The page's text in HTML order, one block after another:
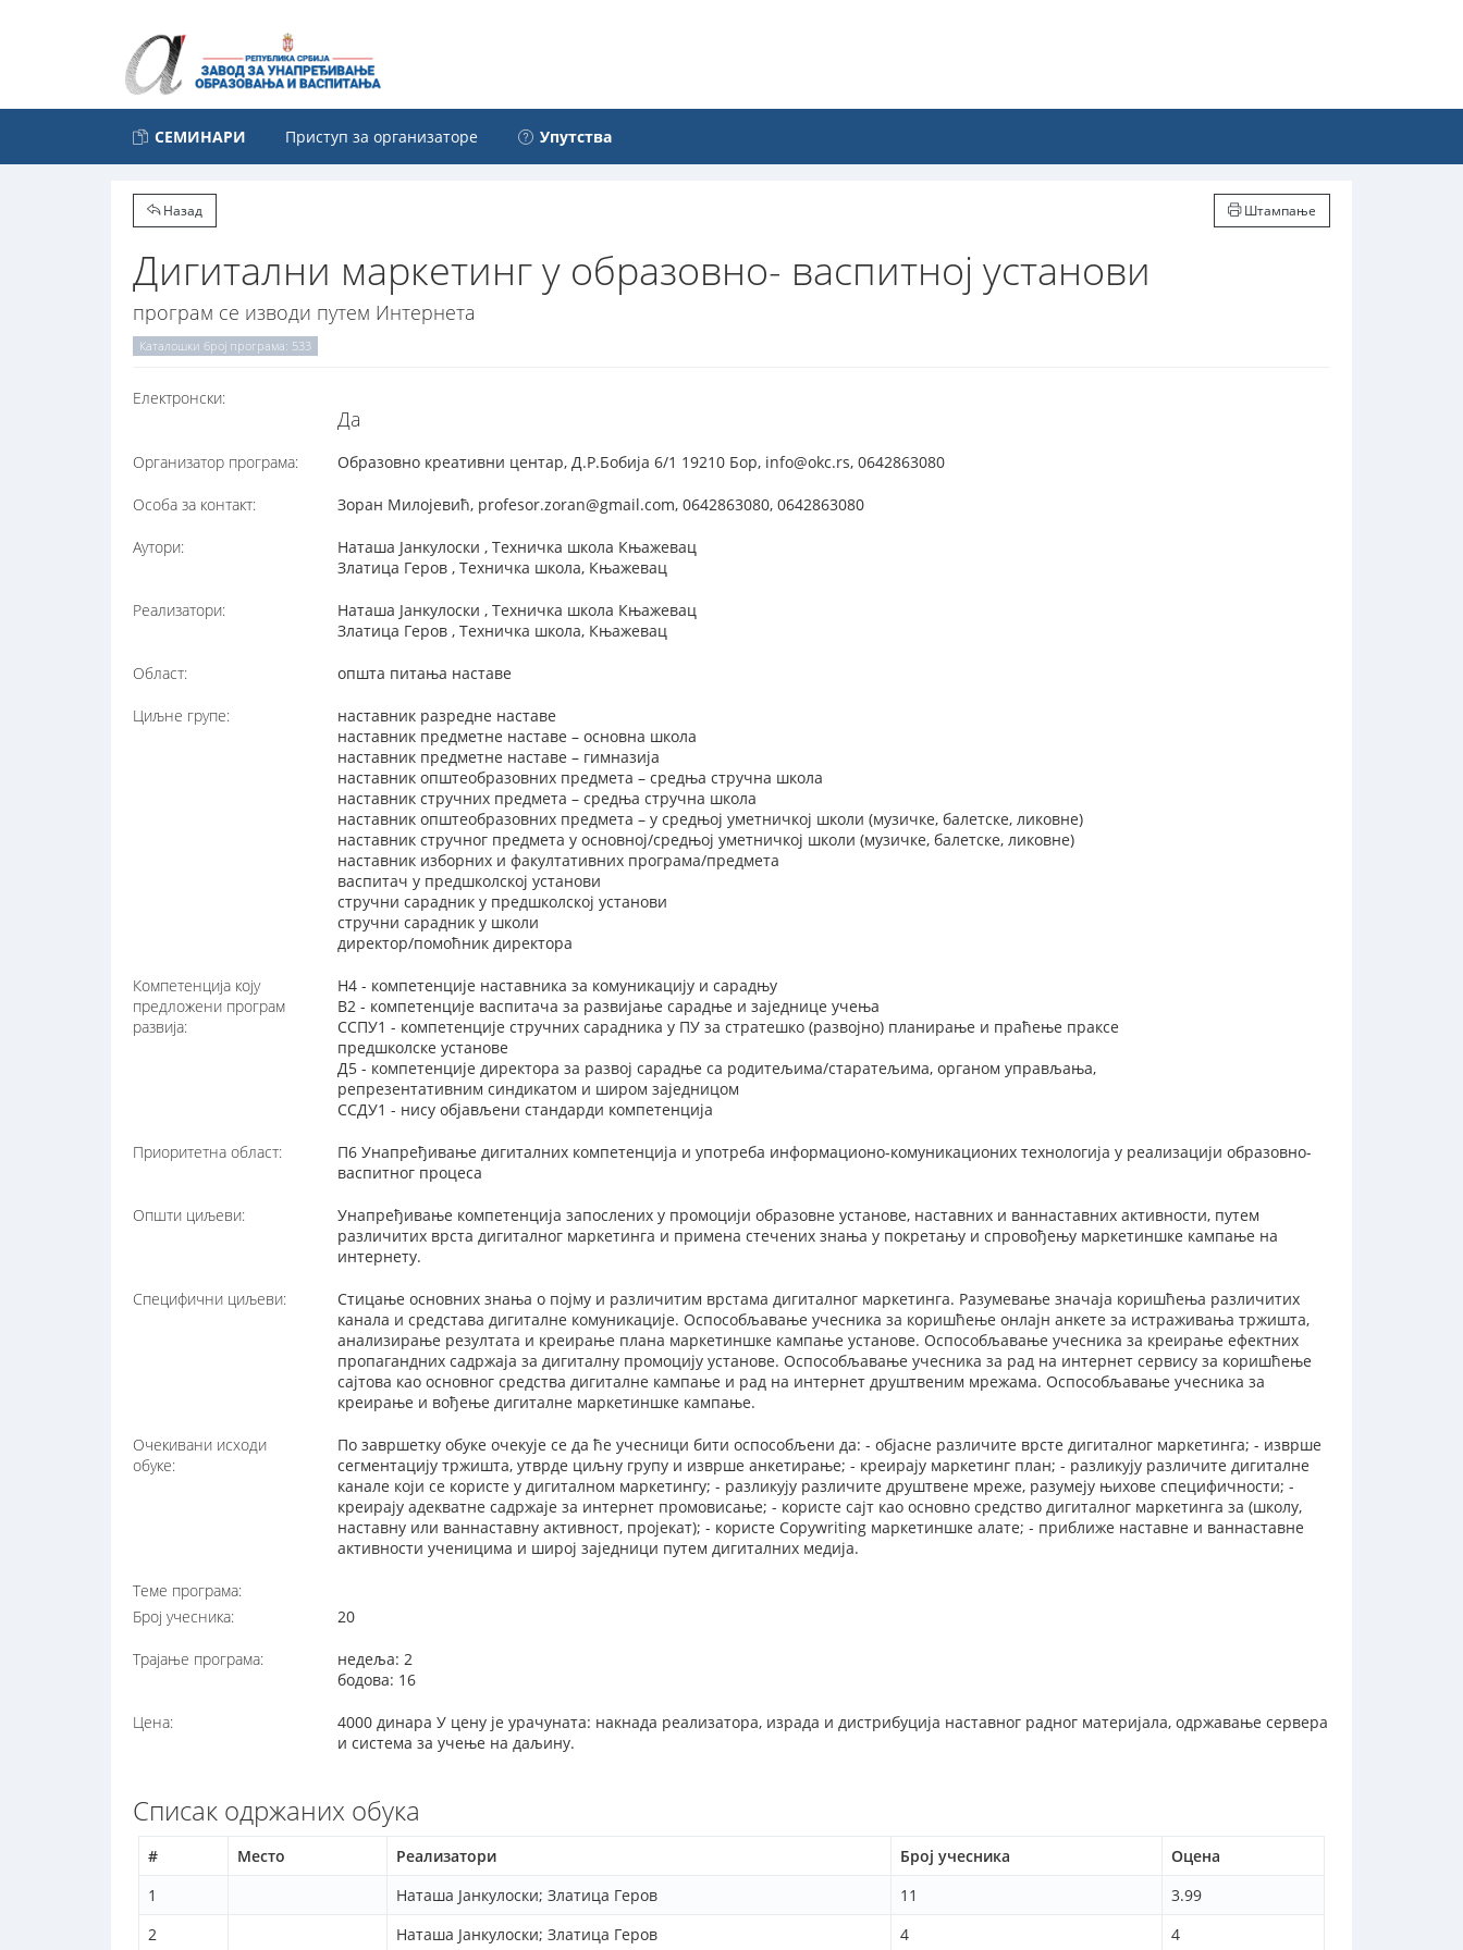
СЕМИНАРИ Приступ за организаторе Упутства
Назад Штампање
Дигитални маркетинг у образовно- васпитној установи
програм се изводи путем Интернета
Каталошки број програма: 533
Електронски:
Да
Организатор програма: Образовно креативни центар, Д.Р.Бобија 6/1 19210 Бор, info@okc.rs, 0642863080
Особа за контакт: Зоран Милојевић, profesor.zoran@gmail.com, 0642863080, 0642863080
Аутори:
Наташа Јанкулоски , Техничка школа Књажевац
Златица Геров , Техничка школа, Књажевац
Реализатори:
Наташа Јанкулоски , Техничка школа Књажевац
Златица Геров , Техничка школа, Књажевац
Област: општа питања наставе
Циљне групе:
наставник разредне наставе
наставник предметне наставе – основна школа
наставник предметне наставе – гимназија
наставник општеобразовних предмета – средња стручна школа
наставник стручних предмета – средња стручна школа
наставник општеобразовних предмета – у средњој уметничкој школи (музичке, балетске, ликовне)
наставник стручног предмета у основној/средњој уметничкој школи (музичке, балетске, ликовне)
наставник изборних и факултативних програма/предмета
васпитач у предшколској установи
стручни сарадник у предшколској установи
стручни сарадник у школи
директор/помоћник директора
Компетенција коју
предложени програм
развија:
Н4 - компетенције наставника за комуникацију и сарадњу
В2 - компетенције васпитача за развијање сарадње и заједнице учења
ССПУ1 - компетенције стручних сарадника у ПУ за стратешко (развојно) планирање и праћење праксе
предшколске установе
Д5 - компетенције директора за развој сарадње са родитељима/старатељима, органом управљања,
репрезентативним синдикатом и широм заједницом
ССДУ1 - нису објављени стандарди компетенција
Приоритетна област:
П6 Унапређивање дигиталних компетенција и употреба информационо-комуникационих технологија у реализацији образовно-
васпитног процеса
Општи циљеви:
Унапређивање компетенција запослених у промоцији образовне установе, наставних и ваннаставних активности, путем
различитих врста дигиталног маркетинга и примена стечених знања у покретању и спровођењу маркетиншке кампање на
интернету.
Специфични циљеви:
Стицање основних знања о појму и различитим врстама дигиталног маркетинга. Разумевање значаја коришћења различитих
канала и средстава дигиталне комуникације. Оспособљавање учесника за коришћење онлајн анкете за истраживања тржишта,
анализирање резултата и креирање плана маркетиншке кампање установе. Оспособљавање учесника за креирање ефектних
пропагандних садржаја за дигиталну промоцију установе. Оспособљавање учесника за рад на интернет сервису за коришћење
сајтова као основног средства дигиталне кампање и рад на интернет друштвеним мрежама. Оспособљавање учесника за
креирање и вођење дигиталне маркетиншке кампање.
Очекивани исходи
обуке:
По завршетку обуке очекује се да ће учесници бити оспособљени да: - објасне различите врсте дигиталног маркетинга; - изврше
сегментацију тржишта, утврде циљну групу и изврше анкетирање; - креирају маркетинг план; - разликују различите дигиталне
канале који се користе у дигиталном маркетингу; - разликују различите друштвене мреже, разумеју њихове специфичности; -
креирају адекватне садржаје за интернет промовисање; - користе сајт као основно средство дигиталног маркетинга за (школу,
наставну или ваннаставну активност, пројекат); - користе Copywriting маркетиншке алате; - приближе наставне и ваннаставне
активности ученицима и широј заједници путем дигиталних медија.
Теме програма:
Број учесника:
20
Трајање програма:
недеља: 2
бодова: 16
Цена:
4000 динара У цену је урачуната: накнада реализатора, израда и дистрибуција наставног радног материјала, одржавање сервера
и система за учење на даљину.
Списак одржаних обука
# Место Реализатори Број учесника
Оцена
1
Наташа Јанкулоски; Златица Геров 11
3.99
2
Наташа Јанкулоски; Златица Геров 4 4